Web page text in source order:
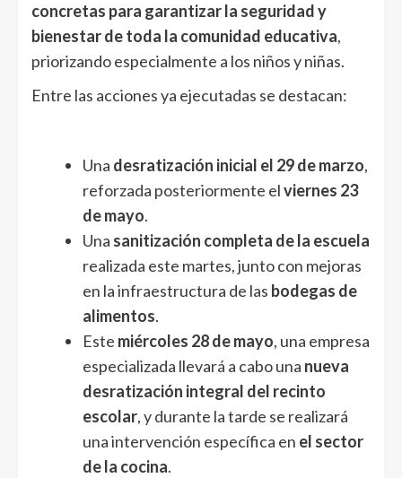
concretas para garantizar la seguridad y
bienestar de toda la comunidad educativa,
priorizando especialmente a los niños y niñas.
Entre las acciones ya ejecutadas se destacan:
Una desratización inicial el 29 de marzo,
reforzada posteriormente elviernes 23
de mayo.
Una sanitización completa de la escuela
realizada este martes, junto con mejoras
en la infraestructura de las bodegas de
alimentos.
Este miércoles 28 de mayo, una empresa
especializada llevará a cabo una nueva
desratización integral del recinto
escolar, y durante la tarde se realizará
una intervención específica en el sector
de la cocina.